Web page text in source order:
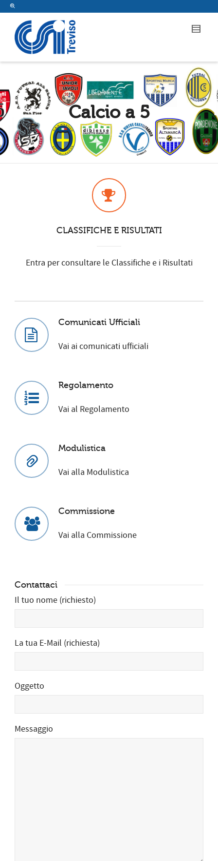
Calcio a 5
CLASSIFICHE E RISULTATI
Entra per consultare le Classifiche e i Risultati
Comunicati Ufficiali
Vai ai comunicati ufficiali
Regolamento
Vai al Regolamento
Modulistica
Vai alla Modulistica
Commissione
Vai alla Commissione
Contattaci
Il tuo nome (richiesto)
La tua E-Mail (richiesta)
Oggetto
Messaggio